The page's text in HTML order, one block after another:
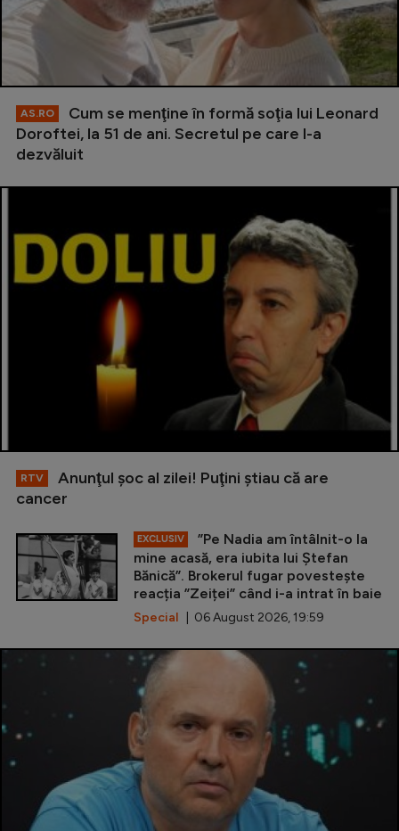
AS.RO
Cum se menţine în formă soţia lui Leonard
Doroftei, la 51 de ani. Secretul pe care l-a
dezvăluit
RTV
Anunţul şoc al zilei! Puţini ştiau că are
cancer
EXCLUSIV
”Pe Nadia am întâlnit-o la
mine acasă, era iubita lui Ștefan
Bănică”. Brokerul fugar povestește
reacția ”Zeiței” când i-a intrat în baie
Special | 06 August 2026, 19:59